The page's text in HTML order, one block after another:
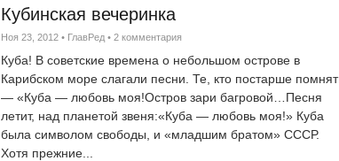
Кубинская вечеринка
Ноя 23, 2012 • ГлавРед • 2 комментария
Куба! В советские времена о небольшом острове в
Карибском море слагали песни. Те, кто постарше помнят
— «Куба — любовь моя!Остров зари багровой…Песня
летит, над планетой звеня:«Куба — любовь моя!» Куба
была символом свободы, и «младшим братом» СССР.
Хотя прежние...